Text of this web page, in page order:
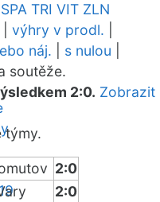
SPA TRI VIT ZLN
výhry v prodl.
náj. s nulou
soutěže.
2:0. Zobrazit
týmy.
2:0
2:0